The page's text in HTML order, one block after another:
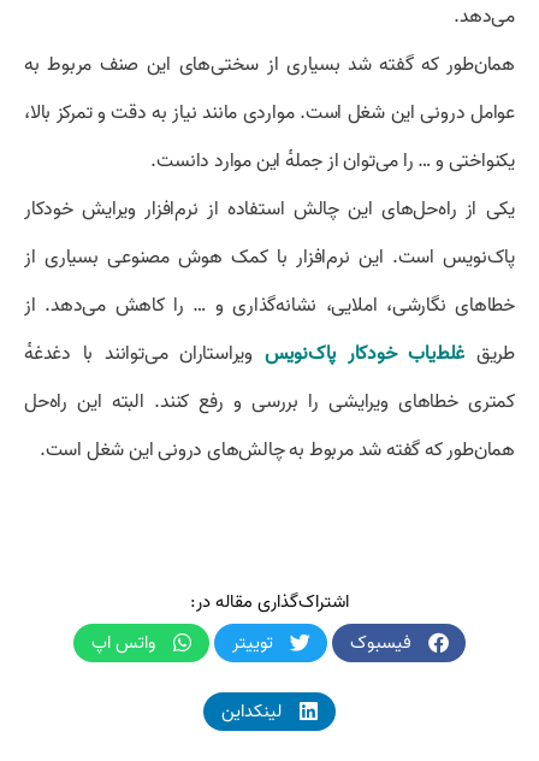
می‌دهد.
همان‌طور که گفته شد بسیاری از سختی‌های این صنف مربوط به
عوامل درونی این شغل است. مواردی مانند نیاز به دقت و تمرکز بالا،
یکنواختی و … را می‌توان از جملهٔ این موارد دانست.
یکی از راه‌حل‌های این چالش استفاده از نرم‌افزار ویرایش خودکار
پاک‌نویس است. این نرم‌افزار با کمک هوش مصنوعی بسیاری از
خطاهای نگارشی، املایی، نشانه‌گذاری و … را کاهش می‌دهد. از
طریق غلط‌یاب خودکار پاک‌نویس ویراستاران می‌توانند با دغدغهٔ
کمتری خطاهای ویرایشی را بررسی و رفع کنند. البته این راه‌حل
همان‌طور که گفته شد مربوط به چالش‌های درونی این شغل است.
اشتراک‌گذاری مقاله در:
فیسبوک
توییتر واتس اپ
لینکداین